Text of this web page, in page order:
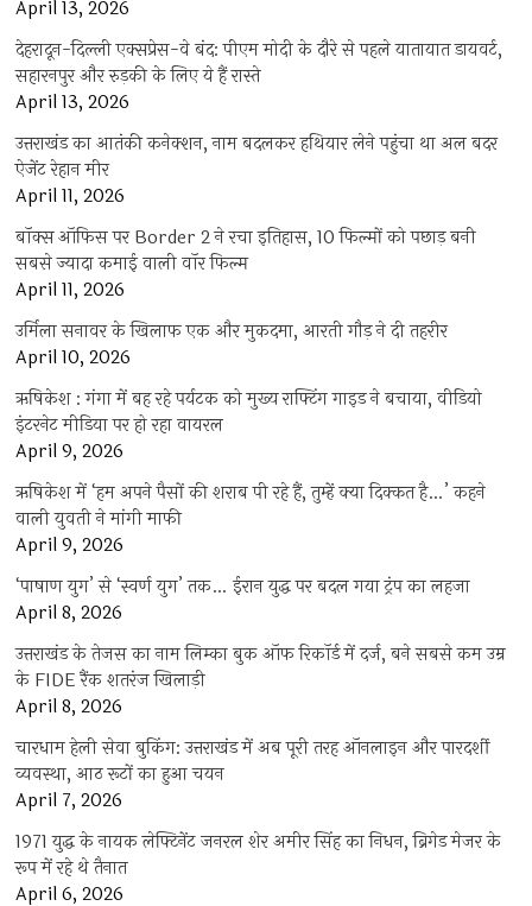
April 13, 2026
देहरादून-दिल्ली एक्सप्रेस-वे बंद: पीएम मोदी के दौरे से पहले यातायात डायवर्ट,
सहारनपुर और रुड़की के लिए ये हैं रास्ते
April 13, 2026
उत्तराखंड का आतंकी कनेक्शन, नाम बदलकर हथियार लेने पहुंचा था अल बदर
ऐजेंट रेहान मीर
April 11, 2026
बॉक्स ऑफिस पर Border 2 ने रचा इतिहास, 10 फिल्मों को पछाड़ बनी
सबसे ज्यादा कमाई वाली वॉर फिल्म
April 11, 2026
उर्मिला सनावर के खिलाफ एक और मुकदमा, आरती गौड़ ने दी तहरीर
April 10, 2026
ऋषिकेश : गंगा में बह रहे पर्यटक को मुख्य राफ्टिंग गाइड ने बचाया, वीडियो
इंटरनेट मीडिया पर हो रहा वायरल
April 9, 2026
ऋषिकेश में ‘हम अपने पैसों की शराब पी रहे हैं, तुम्हें क्या दिक्कत है…’ कहने
वाली युवती ने मांगी माफी
April 9, 2026
‘पाषाण युग’ से ‘स्वर्ण युग’ तक… ईरान युद्ध पर बदल गया ट्रंप का लहजा
April 8, 2026
उत्तराखंड के तेजस का नाम लिम्का बुक ऑफ रिकॉर्ड में दर्ज, बने सबसे कम उम्र
के FIDE रैंक शतरंज खिलाड़ी
April 8, 2026
चारधाम हेली सेवा बुकिंग: उत्तराखंड में अब पूरी तरह ऑनलाइन और पारदर्शी
व्यवस्था, आठ रूटों का हुआ चयन
April 7, 2026
1971 युद्ध के नायक लेफ्टिनेंट जनरल शेर अमीर सिंह का निधन, ब्रिगेड मेजर के
रूप में रहे थे तैनात
April 6, 2026